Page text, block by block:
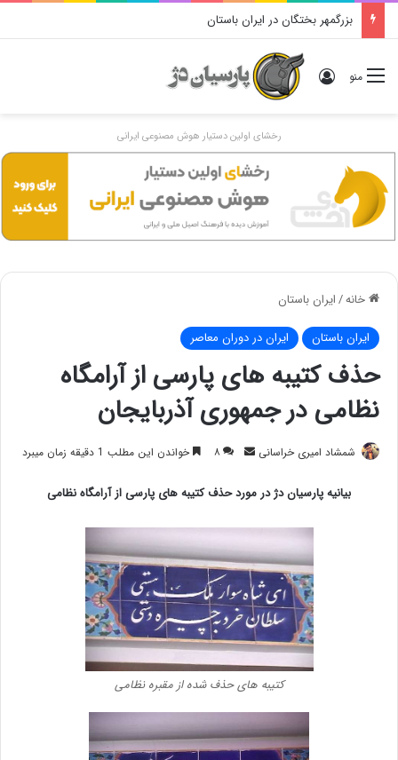
دوگانهٔ «ایرانی و اَنیرانی»: بررسی تاریخی، مفهومی و ایدئولوژیک
منو ورود
رخشای اولین دستیار هوش مصنوعی ایرانی
خانه/ایران باستان
ایران باستان ایران در دوران معاصر
حذف کتیبه های پارسی از آرامگاه
نظامی در جمهوری آذربایجان
شمشاد امیری خراسانی
ارسال۸ خواندن این مطلب 1 دقیقه زمان میبرد
بیانیه پارسیان دژ در مورد حذف کتیبه های پارسی از آرامگاه نظامی
کتیبه های حذف شده از مقبره نظامی